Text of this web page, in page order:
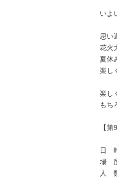
いよ
思い
花火
夏休
楽し
楽し
もち
【
日
場
人